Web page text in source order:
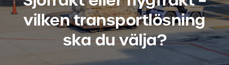
vilken transportlösning
ska du välja?